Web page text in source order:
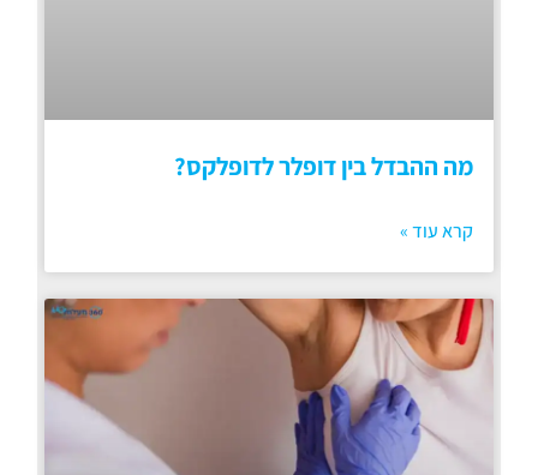
מה ההבדל בין דופלר לדופלקס?
קרא עוד »